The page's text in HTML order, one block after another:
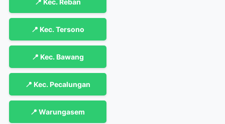
📍 Kec. Tersono
📍 Kec. Bawang
📍 Kec. Pecalungan
📍 Warungasem